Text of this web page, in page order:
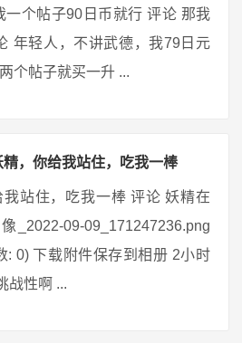
一个帖子90日币就行 评论 那我
年轻人，不讲武德，我79日元
个帖子就买一升 ...
精，你给我站住，吃我一棒
站住，吃我一棒 评论 妖精在
_2022-09-09_171247236.png
: 0) 下载附件保存到相册 2小时
战性啊 ...